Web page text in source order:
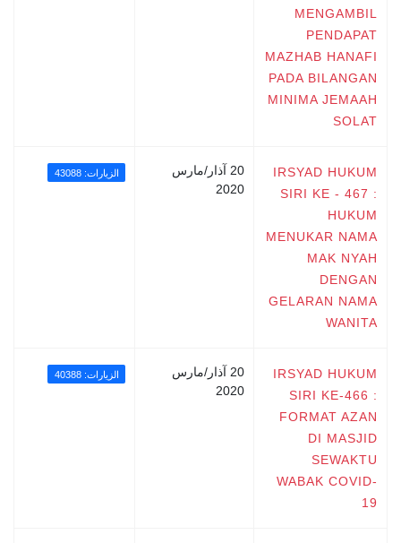
MENGAMBIL
PENDAPAT
MAZHAB HANAFI
PADA BILANGAN
MINIMA JEMAAH
SOLAT
IRSYAD HUKUM
SIRI KE - 467 :
HUKUM
MENUKAR NAMA
MAK NYAH
DENGAN
GELARAN NAMA
WANITA
20 آذار/مارس
2020
الزيارات: 43088
IRSYAD HUKUM
SIRI KE-466 :
FORMAT AZAN
DI MASJID
SEWAKTU
WABAK COVID-
19
20 آذار/مارس
2020
الزيارات: 40388